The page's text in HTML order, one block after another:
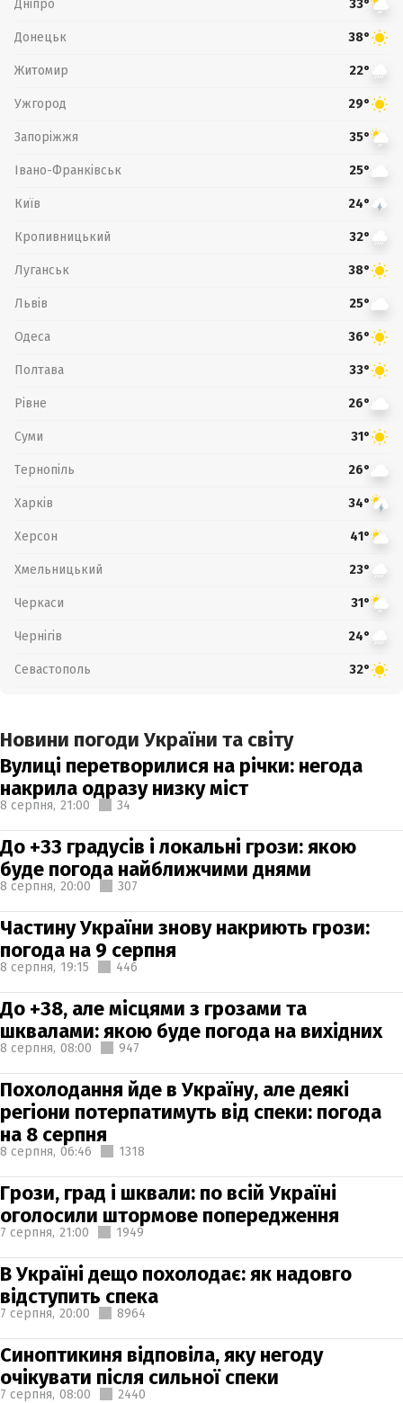
Дніпро 33°
Донецьк 38°
Житомир 22°
Ужгород 29°
Запоріжжя 35°
Івано-Франківськ 25°
Київ 24°
Кропивницький 32°
Луганськ 38°
Львів 25°
Одеса 36°
Полтава 33°
Рівне 26°
Суми 31°
Тернопіль 26°
Харків 34°
Херсон 41°
Хмельницький 23°
Черкаси 31°
Чернігів 24°
Севастополь 32°
Новини погоди України та світу
Вулиці перетворилися на річки: негода
накрила одразу низку міст
8 серпня, 21:00 34
До +33 градусів і локальні грози: якою
буде погода найближчими днями
8 серпня, 20:00 307
Частину України знову накриють грози:
погода на 9 серпня
8 серпня, 19:15 446
До +38, але місцями з грозами та
шквалами: якою буде погода на вихідних
8 серпня, 08:00 947
Похолодання йде в Україну, але деякі
регіони потерпатимуть від спеки: погода
на 8 серпня
8 серпня, 06:46 1318
Грози, град і шквали: по всій Україні
оголосили штормове попередження
7 серпня, 21:00 1949
В Україні дещо похолодає: як надовго
відступить спека
7 серпня, 20:00 8964
Синоптикиня відповіла, яку негоду
очікувати після сильної спеки
7 серпня, 08:00 2440